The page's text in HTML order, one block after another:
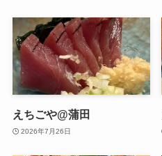
えちごや@蒲田
2026年7月26日